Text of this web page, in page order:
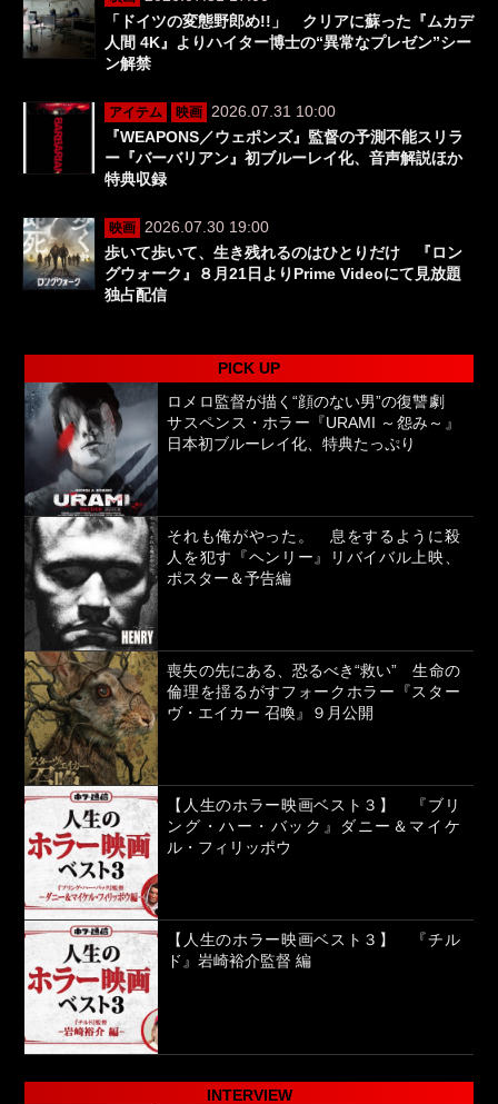
「ドイツの変態野郎め!!」 クリアに蘇った『ムカデ
人間 4K』よりハイター博士の“異常なプレゼン”シー
ン解禁
アイテム 映画
2026.07.31 10:00
『WEAPONS／ウェポンズ』監督の予測不能スリラ
ー『バーバリアン』初ブルーレイ化、音声解説ほか
特典収録
映画
2026.07.30 19:00
歩いて歩いて、生き残れるのはひとりだけ 『ロン
グウォーク』８月21日よりPrime Videoにて見放題
独占配信
PICK UP
ロメロ監督が描く“顔のない男”の復讐劇
サスペンス・ホラー『URAMI ～怨み～』
日本初ブルーレイ化、特典たっぷり
それも俺がやった。 息をするように殺
人を犯す『ヘンリー』リバイバル上映、
ポスター＆予告編
喪失の先にある、恐るべき“救い” 生命の
倫理を揺るがすフォークホラー『スター
ヴ・エイカー 召喚』９月公開
【人生のホラー映画ベスト３】 『ブリ
ング・ハー・バック』ダニー＆マイケ
ル・フィリッポウ
【人生のホラー映画ベスト３】 『チル
ド』岩崎裕介監督 編
INTERVIEW